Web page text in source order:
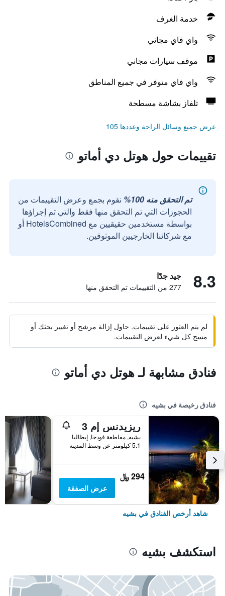
خدمة الغرف
واي فاي مجاني
موقف سيارات مجاني
واي فاي متوفر في جميع المناطق
تلفاز بشاشة مسطحة
عرض جميع وسائل الراحة وعددها 105
تقييمات حول هوتل دي أماتو
تم التحقق منه 100%
نقوم بجمع وعرض التقييمات من
الحجوزات التي تم التحقق منها فقط والتي تم إجراؤها
بواسطة مستخدمين حقيقيين مع HotelsCombined أو
مع شركائنا الخارجيين الموثوقين.
8.3 جيد جدًا
277 من التقييمات تم التحقق منها
لم يتم العثور على تقييمات. حاول إزالة مرشح أو تغيير بحثك أو
مسح كل شيء لعرض التقييمات.
فنادق مشابهة لـ هوتل دي أماتو
فنادق رخيصة في بشيه
ريزيدنس إم 3
بشيه, مقاطعة فودجا, إيطاليا
5.1 كيلومتر عن وسط المدينة
294 ﷼
عرض الصفقة
شاهد أرخص الفنادق في بشيه
استكشف بشيه